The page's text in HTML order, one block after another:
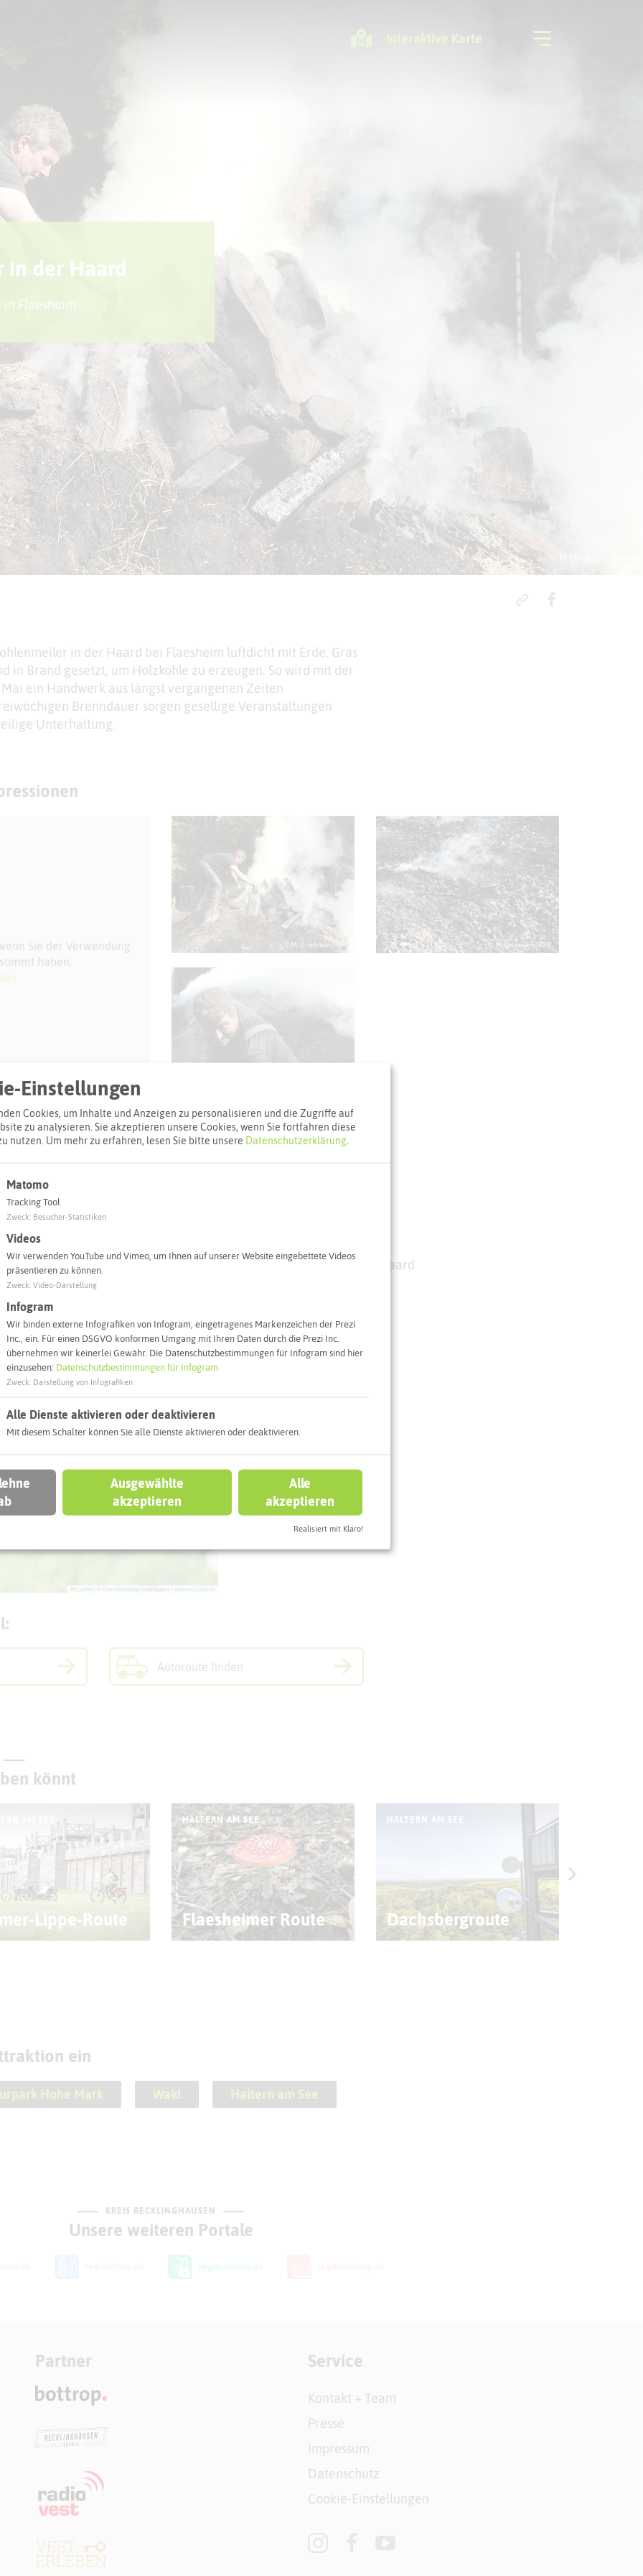
Interaktive Karte
Sport + Bewegung
der Haard
Flaesheim
in der Haard bei Flaesheim luftdicht mit Erde, Gras
in Brand gesetzt, um Holzkohle zu erzeugen. So wird mit der
ein Handwerk aus längst vergangenen Zeiten
Brenndauer sorgen gesellige Veranstaltungen
Unterhaltung.
Sie der Verwendung
haben.
© M. Ortenstein (RVR) © M. Ortenstein (RVR)
Leaflet OpenStreetMap contributors | weitere Lizenzen
Holzkohlenmeiler in der Haard
Webseite
Autoroute finden
könnt
Lippe-Route
HALTERN AM SEE
Flaesheimer Route
HALTERN AM SEE
Dachsbergroute
ein
Hohe Mark Wald Haltern am See
KREIS RECKLINGHAUSEN
Unsere weiteren Portale
Partner Service
Kontakt + Team
Presse
Impressum
Datenschutz
Cookie-Einstellungen
Einstellungen
Cookies, um Inhalte und Anzeigen zu personalisieren und die Zugriffe auf
zu analysieren. Sie akzeptieren unsere Cookies, wenn Sie fortfahren diese
nutzen. Um mehr zu erfahren, lesen Sie bitte unsere Datenschutzerklärung.
Matomo
Tracking Tool
Zweck: Besucher-Statistiken
Videos
Wir verwenden YouTube und Vimeo, um Ihnen auf unserer Website eingebettete Videos
präsentieren zu können.
Zweck: Video-Darstellung
Infogram
Wir binden externe Infografiken von Infogram, eingetragenes Markenzeichen der Prezi
Inc., ein. Für einen DSGVO konformen Umgang mit Ihren Daten durch die Prezi Inc.
übernehmen wir keinerlei Gewähr. Die Datenschutzbestimmungen für Infogram sind hier
einzusehen: Datenschutzbestimmungen für Infogram
Zweck: Darstellung von Infografiken
Alle Dienste aktivieren oder deaktivieren
Mit diesem Schalter können Sie alle Dienste aktivieren oder deaktivieren.
Ausgewählte
akzeptieren
Alle
akzeptieren
Realisiert mit Klaro!